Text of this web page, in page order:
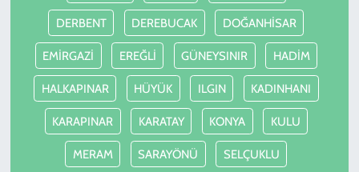
DERBENT DEREBUCAK DOĞANHİSAR
EMİRGAZİ EREĞLİ GÜNEYSINIR HADİM
HALKAPINAR HÜYÜK ILGIN KADINHANI
KARAPINAR KARATAY KONYA KULU
MERAM SARAYÖNÜ SELÇUKLU